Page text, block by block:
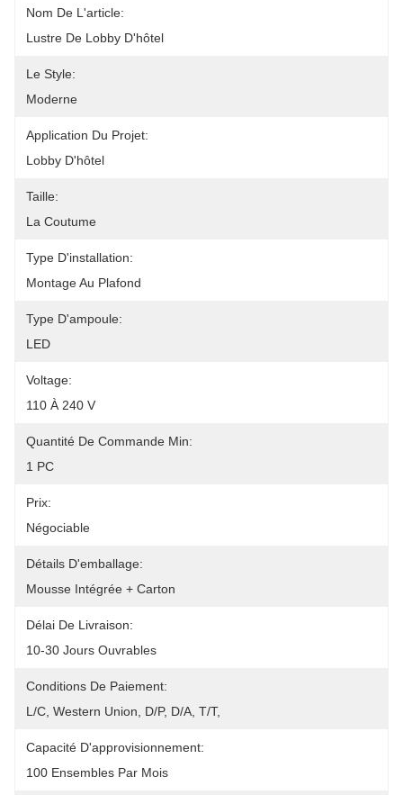
Nom De L'article:
Lustre De Lobby D'hôtel
Le Style:
Moderne
Application Du Projet:
Lobby D'hôtel
Taille:
La Coutume
Type D'installation:
Montage Au Plafond
Type D'ampoule:
LED
Voltage:
110 À 240 V
Quantité De Commande Min:
1 PC
Prix:
Négociable
Détails D'emballage:
Mousse Intégrée + Carton
Délai De Livraison:
10-30 Jours Ouvrables
Conditions De Paiement:
L/C, Western Union, D/P, D/A, T/T,
Capacité D'approvisionnement:
100 Ensembles Par Mois